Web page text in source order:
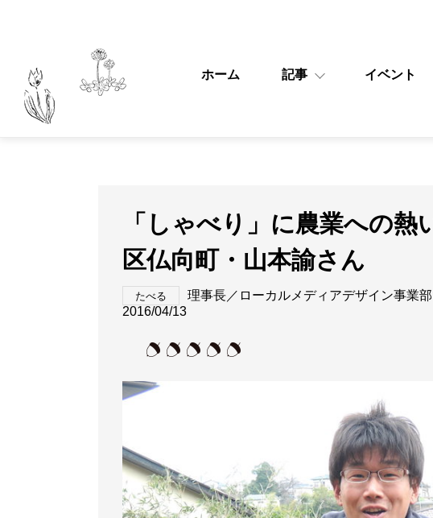
ホーム 記事 イベント
「しゃべり」に農業への
区仏向町・山本諭さん
たべる 理事長／ローカルメディアデザイン事業
2016/04/13